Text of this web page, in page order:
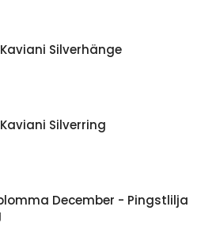
Silverhänge
Silverring
December - Pingstlilja